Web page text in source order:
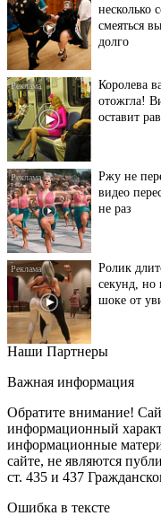
несколько
смеяться
долго
Королева
отожгла!
оставит
Ржу не
видео
не раз
Ролик
секунд, но
шоке от
Этот танец
Ролик из
будете
Наши Партнеры
Важная информация
Обратите внимание!
информационный
информационные
сайте, не являются
ст. 435 и 437
Ошибка в тексте